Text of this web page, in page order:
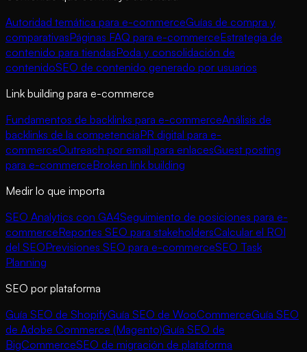
Autoridad temática para e-commerceGuías de compra y
comparativasPáginas FAQ para e-commerceEstrategia de
contenido para tiendasPoda y consolidación de
contenidoSEO de contenido generado por usuarios
Link building para e-commerce
Fundamentos de backlinks para e-commerceAnálisis de
backlinks de la competenciaPR digital para e-
commerceOutreach por email para enlacesGuest posting
para e-commerceBroken link building
Medir lo que importa
SEO Analytics con GA4Seguimiento de posiciones para e-
commerceReportes SEO para stakeholdersCalcular el ROI
del SEOPrevisiones SEO para e-commerceSEO Task
Planning
SEO por plataforma
Guía SEO de ShopifyGuía SEO de WooCommerceGuía SEO
de Adobe Commerce (Magento)Guía SEO de
BigCommerceSEO de migración de plataforma